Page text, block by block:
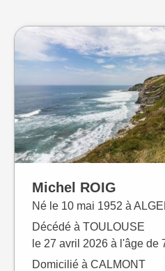
Michel ROIG
Né le 10 mai 1952 à
Décédé à TOULOUSE
le 27 avril 2026 à l'âge de
Domicilié à CALMONT